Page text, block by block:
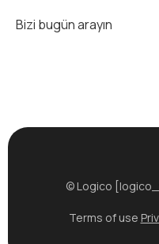
Bizi bugün arayın
© Logico
Terms of use